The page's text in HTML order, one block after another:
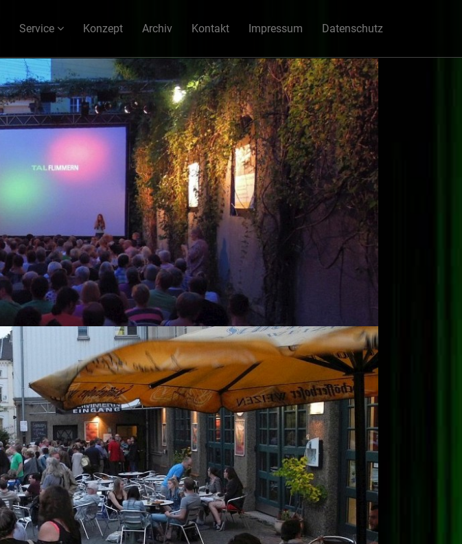
Service Konzept Archiv Kontakt Impressum Datenschutz